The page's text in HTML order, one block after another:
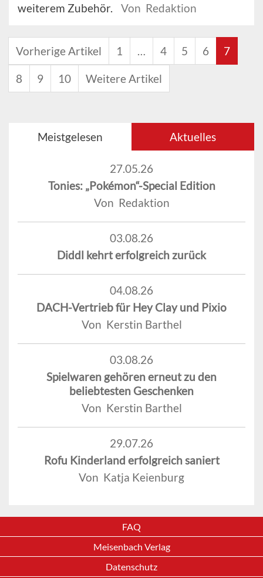
weiterem Zubehör.
Von Redaktion
Vorherige Artikel 1 … 4 5 6 7
8 9 10 Weitere Artikel
Meistgelesen Aktuelles
27.05.26
Tonies: „Pokémon“-Special Edition
Von Redaktion
03.08.26
Diddl kehrt erfolgreich zurück
04.08.26
DACH-Vertrieb für Hey Clay und Pixio
Von Kerstin Barthel
03.08.26
Spielwaren gehören erneut zu den
beliebtesten Geschenken
Von Kerstin Barthel
29.07.26
Rofu Kinderland erfolgreich saniert
Von Katja Keienburg
FAQ
Meisenbach Verlag
Datenschutz